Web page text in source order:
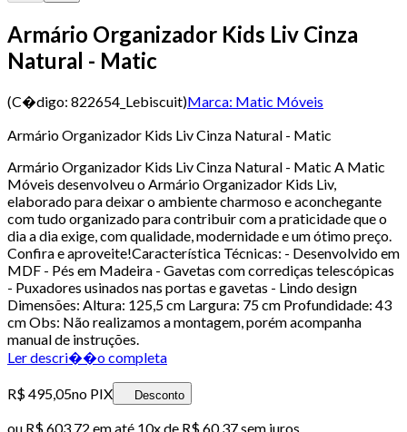
Armário Organizador Kids Liv Cinza
Natural - Matic
(C�digo: 822654_Lebiscuit)Marca: Matic Móveis
Armário Organizador Kids Liv Cinza Natural - Matic
Armário Organizador Kids Liv Cinza Natural - Matic A Matic
Móveis desenvolveu o Armário Organizador Kids Liv,
elaborado para deixar o ambiente charmoso e aconchegante
com tudo organizado para contribuir com a praticidade que o
dia a dia exige, com qualidade, modernidade e um ótimo preço.
Confira e aproveite!Característica Técnicas: - Desenvolvido em
MDF - Pés em Madeira - Gavetas com corrediças telescópicas
- Puxadores usinados nas portas e gavetas - Lindo design
Dimensões: Altura: 125,5 cm Largura: 75 cm Profundidade: 43
cm Obs: Não realizamos a montagem, porém acompanha
manual de instruções.
Ler descri��o completa
R$ 495,05no PIX Desconto
ou R$ 603,72 em até 10x de R$ 60,37 sem juros